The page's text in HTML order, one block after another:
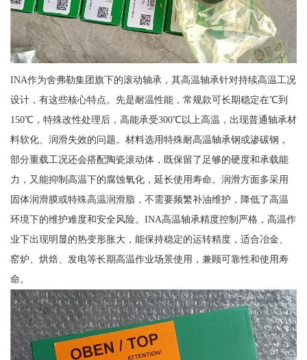
INA作为舍弗勒集团旗下的滚动轴承，其高温轴承针对持续高温工况
设计，有这些核心特点。先是耐温性能，常规款可长期稳定在℃到
150℃，特殊改性处理后，高能承受300℃以上高温，出现普通轴承材
料软化、润滑失效的问题。材料选用特殊耐高温轴承钢或渗碳钢，
部分重载工况还会搭配陶瓷滚动体，既保留了足够的硬度和承载能
力，又能抑制高温下的腐蚀氧化，延长使用寿命。润滑方面多采用
固体润滑膜或特殊高温润滑脂，不需要频繁补油维护，降低了高温
环境下的维护难度和安全风险。INA高温轴承精度控制严格，高温作
业下出现明显的热变形胀大，能保持稳定的运转精度，适合冶金、
窑炉、烘焙、发电等长期高温作业场景使用，兼顾可靠性和使用寿
命。